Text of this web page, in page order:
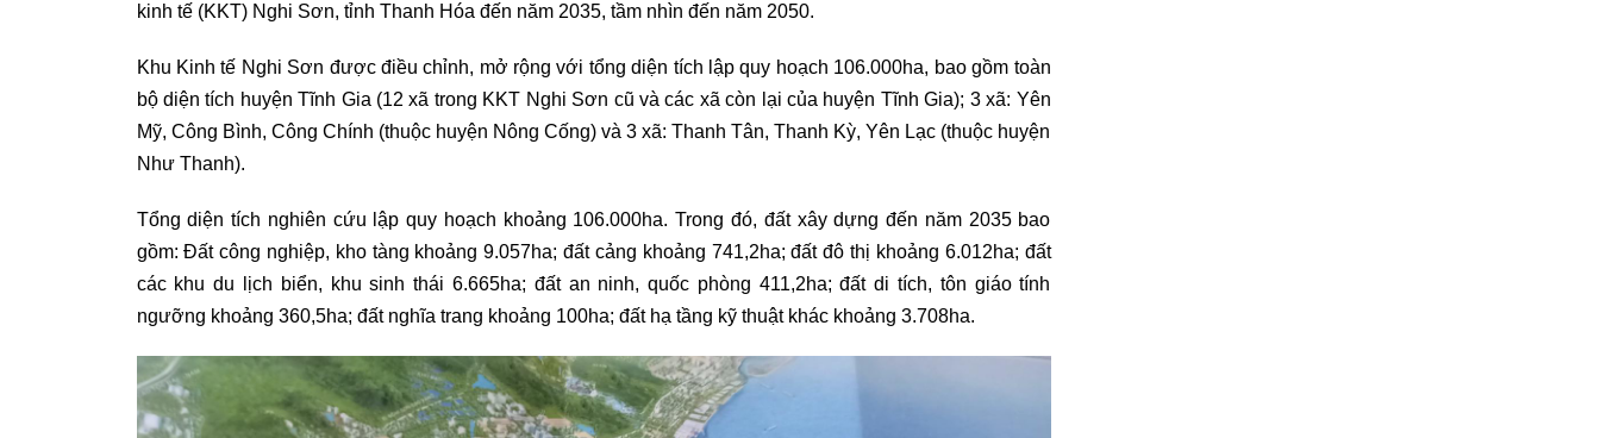
kinh tế (KKT) Nghi Sơn, tỉnh Thanh Hóa đến năm 2035, tầm nhìn đến năm 2050.
Khu Kinh tế Nghi Sơn được điều chỉnh, mở rộng với tổng diện tích lập quy hoạch 106.000ha, bao gồm toàn
bộ diện tích huyện Tĩnh Gia (12 xã trong KKT Nghi Sơn cũ và các xã còn lại của huyện Tĩnh Gia); 3 xã: Yên
Mỹ, Công Bình, Công Chính (thuộc huyện Nông Cống) và 3 xã: Thanh Tân, Thanh Kỳ, Yên Lạc (thuộc huyện
Như Thanh).
Tổng diện tích nghiên cứu lập quy hoạch khoảng 106.000ha. Trong đó, đất xây dựng đến năm 2035 bao
gồm: Đất công nghiệp, kho tàng khoảng 9.057ha; đất cảng khoảng 741,2ha; đất đô thị khoảng 6.012ha; đất
các khu du lịch biển, khu sinh thái 6.665ha; đất an ninh, quốc phòng 411,2ha; đất di tích, tôn giáo tính
ngưỡng khoảng 360,5ha; đất nghĩa trang khoảng 100ha; đất hạ tầng kỹ thuật khác khoảng 3.708ha.